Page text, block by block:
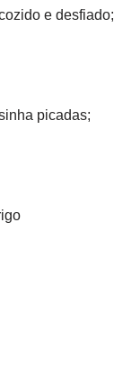
e desfiado;
picadas;